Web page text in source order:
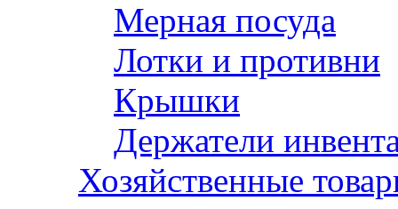
Мерная посуда
Лотки и противни
Крышки
Держатели
Хозяйственные